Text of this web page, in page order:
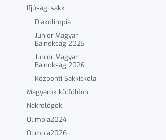
Ifjúsági sakk
Diákolimpia
Junior Magyar
Bajnokság 2025
Junior Magyar
Bajnokság 2026
Központi Sakkiskola
Magyarok külföldön
Nekrológok
Olimpia2024
Olimpia2026